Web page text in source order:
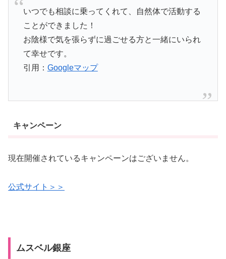
いつでも相談に乗ってくれて、自然体で活動する
ことができました！
お陰様で気を張らずに過ごせる方と一緒にいられ
て幸せです。
引用： Googleマップ
キャンペーン
現在開催されているキャンペーンはございません。
公式サイト＞＞
ムスベル銀座